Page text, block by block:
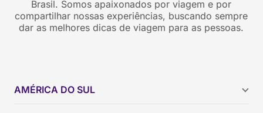
Brasil. Somos apaixonados por viagem e por
compartilhar nossas experiências, buscando sempre
dar as melhores dicas de viagem para as pessoas.
AMÉRICA DO SUL